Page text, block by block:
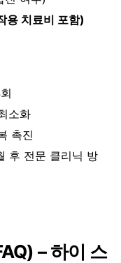
용 치료비 포함)
소화
촉진
후 전문 클리닉 방
– 하이 스